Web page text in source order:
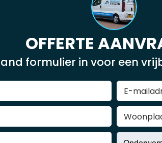
OFFERTE
formulier in voor een